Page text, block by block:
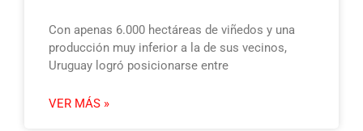
Con apenas 6.000 hectáreas de viñedos y una
producción muy inferior a la de sus vecinos,
Uruguay logró posicionarse entre
VER MÁS »